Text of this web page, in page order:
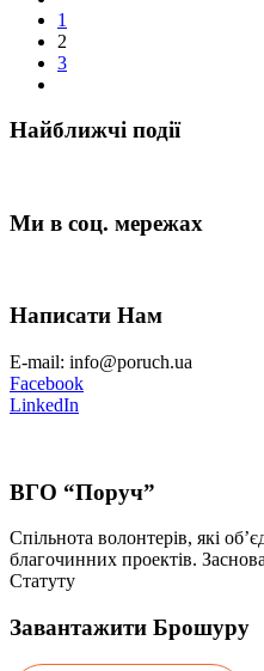
1
2
3
Найближчі події
Ми в соц. мережах
Написати Нам
E-mail: info@poruch.ua
Facebook
LinkedIn
ВГО “Поруч”
Спільнота волонтерів, які
благочинних проектів.
Статуту
Завантажити Брошуру